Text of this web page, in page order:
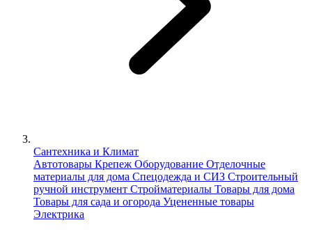
Сантехника и Климат
Автотовары Крепеж Оборудование Отделочные
материалы для дома Спецодежда и СИЗ Строительный
ручной инструмент Стройматериалы Товары для дома
Товары для сада и огорода Уцененные товары
Электрика